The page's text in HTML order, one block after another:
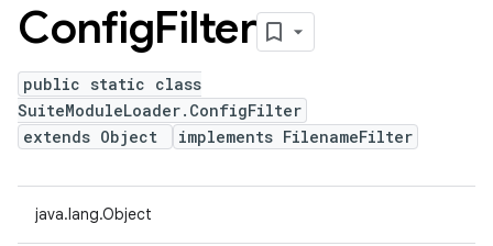
ConfigFilter
public static class
SuiteModuleLoader.ConfigFilter
extends Object
implements FilenameFilter
java.lang.Object